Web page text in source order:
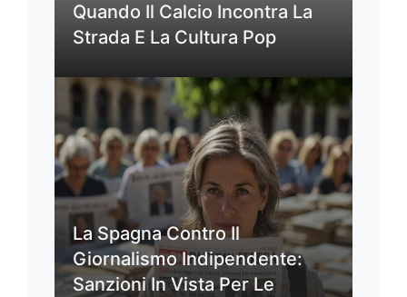
Quando Il Calcio Incontra La
Strada E La Cultura Pop
La Spagna Contro Il
Giornalismo Indipendente:
Sanzioni In Vista Per Le